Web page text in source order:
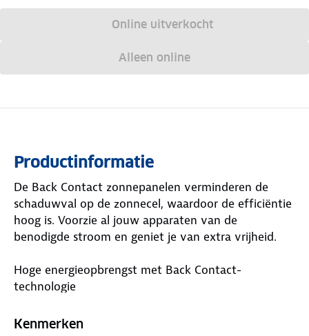
Online uitverkocht
Alleen online
Productinformatie
De Back Contact zonnepanelen verminderen de
schaduwval op de zonnecel, waardoor de efficiëntie
hoog is. Voorzie al jouw apparaten van de
benodigde stroom en geniet je van extra vrijheid.
Hoge energieopbrengst met Back Contact-
technologie
ben je minder afhankelijk van het lichtnet voor
Kenmerken